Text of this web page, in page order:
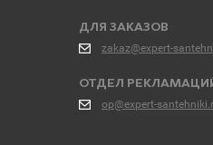
ДЛЯ ЗАКАЗОВ
zakaz@expert-
ОТДЕЛ
op@expert-